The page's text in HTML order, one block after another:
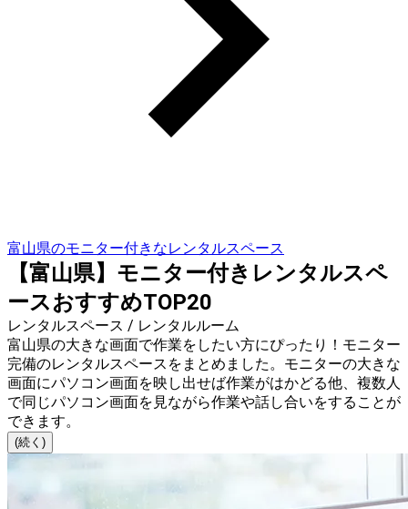
富山県のモニター付きなレンタルスペース
【富山県】モニター付きレンタルスペ
ースおすすめTOP20
レンタルスペース / レンタルルーム
富山県の大きな画面で作業をしたい方にぴったり！モニター
完備のレンタルスペースをまとめました。モニターの大きな
画面にパソコン画面を映し出せば作業がはかどる他、複数人
で同じパソコン画面を見ながら作業や話し合いをすることが
できます。
(続く)